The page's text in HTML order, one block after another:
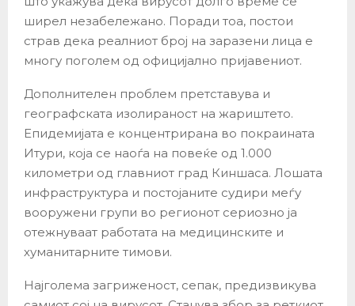
ширел незабележано. Поради тоа, постои
страв дека реалниот број на заразени лица е
многу поголем од официјално пријавениот.
Дополнителен проблем претставува и
географската изолираност на жариштето.
Епидемијата е концентрирана во покраината
Итури, која се наоѓа на повеќе од 1.000
километри од главниот град Киншаса. Лошата
инфраструктура и постојаните судири меѓу
вооружени групи во регионот сериозно ја
отежнуваат работата на медицинските и
хуманитарните тимови.
Најголема загриженост, сепак, предизвикува